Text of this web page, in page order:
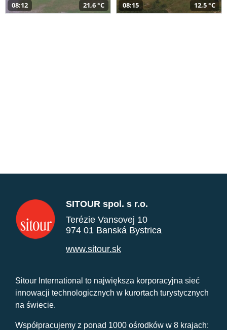
08:12 21,6 °C 08:15 12,5 °C
SITOUR spol. s r.o.
Terézie Vansovej 10
974 01 Banská Bystrica
www.sitour.sk
Sitour International to największa korporacyjna sieć
innowacji technologicznych w kurortach turystycznych
na świecie.
Współpracujemy z ponad 1000 ośrodków w 8 krajach: